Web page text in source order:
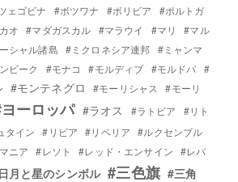
ェゴビナ #ボツワナ #ボリビア
#ポルトガ
オ #マダガスカル #マラウイ #マリ
#マル
シャル諸島 #ミクロネシア連邦 #ミャンマ
ビーク #モナコ #モルディブ #モルドバ #
#モンテネグロ #モーリシャス
#モーリ
ーロッパ #ラオス #ラトビア
#リト
タイン #リビア #リベリア
#ルクセンブル
ニア #レソト #レッド・エンサイン #レバ
月と星のシンボル #三色旗 #三角